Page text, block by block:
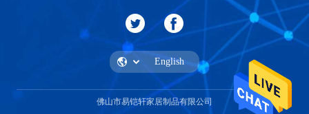
佛山市易铠轩家居制品有限公司